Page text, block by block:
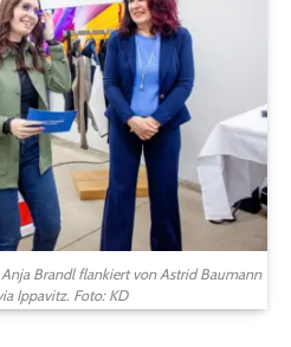
Brandl flankiert von Astrid Baumann
Ippavitz. Foto: KD